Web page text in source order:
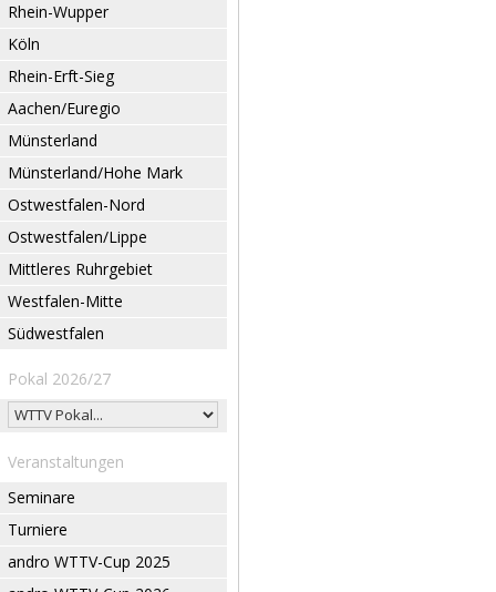
Rhein-Wupper
Köln
Rhein-Erft-Sieg
Aachen/Euregio
Münsterland
Münsterland/Hohe Mark
Ostwestfalen-Nord
Ostwestfalen/Lippe
Mittleres Ruhrgebiet
Westfalen-Mitte
Südwestfalen
Pokal 2026/27
Veranstaltungen
Seminare
Turniere
andro WTTV-Cup 2025